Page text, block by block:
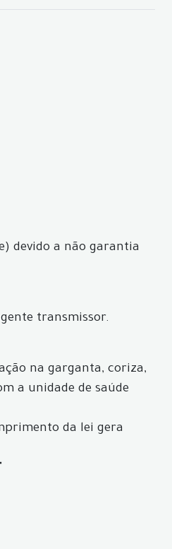
devido a não garantia
transmissor.
na garganta, coriza,
a unidade de saúde
da lei gera